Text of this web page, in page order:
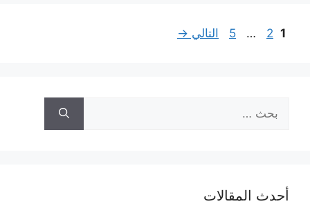
Page
…
Page5 التالي→
المقالات